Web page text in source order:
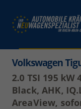
Volkswagen
2.0 TSI 195 kW
Black, AHK,
AreaView,